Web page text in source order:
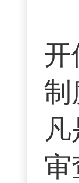
开
制
审